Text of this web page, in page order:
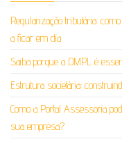
Regularização tributária:
a ficar em dia
Saiba porque a DMPL é
Estrutura societária:
Como a Portal Assessoria
sua empresa?